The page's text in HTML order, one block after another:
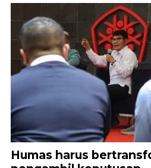
Humas harus